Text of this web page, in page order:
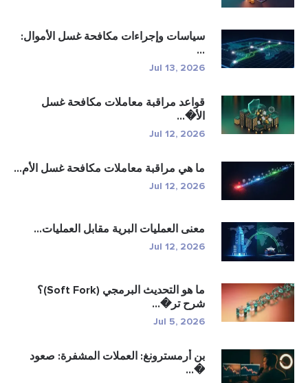
سياسات وإجراءات مكافحة غسل الأموال:
...
Jul 13, 2026
قواعد مراقبة معاملات مكافحة غسل
الأ�...
Jul 12, 2026
ما هي مراقبة معاملات مكافحة غسل الأم...
Jul 12, 2026
معنى العمليات البرية مقابل العمليات...
Jul 12, 2026
ما هو التحديث البرمجي (Soft Fork)؟
شرح تر�...
Jul 5, 2026
بن أرمسترونغ: العملات المشفرة: صعود
�...